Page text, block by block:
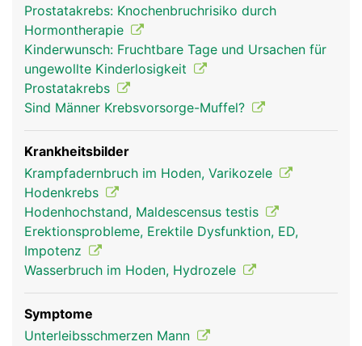
Rubriken
Prostatakrebs: Knochenbruchrisiko durch
Hormontherapie
Kinderwunsch: Fruchtbare Tage und Ursachen für
ungewollte Kinderlosigkeit
Prostatakrebs
Sind Männer Krebsvorsorge-Muffel?
Krankheitsbilder
Krampfadernbruch im Hoden, Varikozele
Hodenkrebs
Hodenhochstand, Maldescensus testis
Erektionsprobleme, Erektile Dysfunktion, ED,
Impotenz
Wasserbruch im Hoden, Hydrozele
Symptome
Unterleibsschmerzen Mann